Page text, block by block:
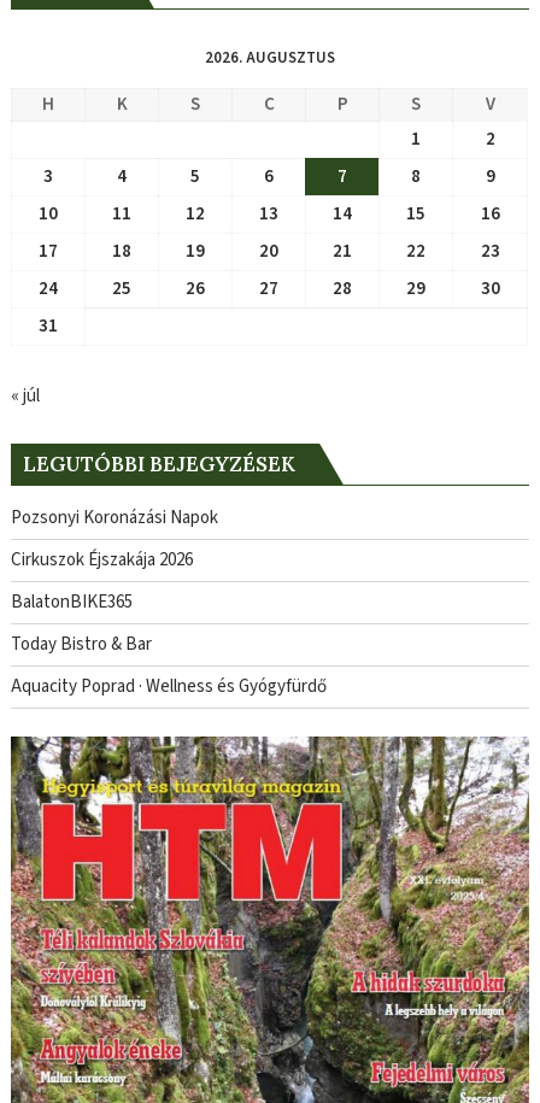
2026. AUGUSZTUS
H K S C P S
V
1
2
3
4 5 6 7 8
9
10
11 12 13 14 15
16
17
18 19 20 21 22
23
24
25 26 27 28 29
30
31
« júl
LEGUTÓBBI BEJEGYZÉSEK
Pozsonyi Koronázási Napok
Cirkuszok Éjszakája 2026
BalatonBIKE365
Today Bistro & Bar
Aquacity Poprad · Wellness és Gyógyfürdő